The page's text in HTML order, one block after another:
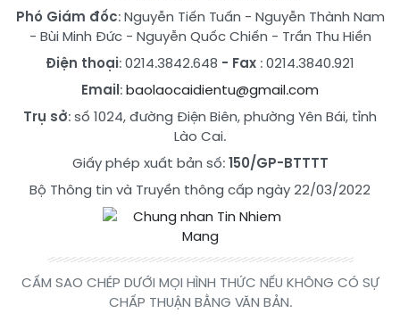
Phó Giám đốc:Nguyễn Tiến Tuấn - Nguyễn Thành Nam
- Bùi Minh Đức- Nguyễn Quốc Chiến - Trần Thu Hiền
Điện thoại: 0214.3842.648 - Fax : 0214.3840.921
Email:baolaocaidientu@gmail.com
Trụ sở: số 1024, đường Điện Biên, phường Yên Bái, tỉnh
Lào Cai.
Giấy phép xuất bản số:150/GP-BTTTT
Bộ Thông tin và Truyền thông cấp ngày 22/03/2022
CẤM SAO CHÉP DƯỚI MỌI HÌNH THỨC NẾU KHÔNG CÓ SỰ
CHẤP THUẬN BẰNG VĂN BẢN.